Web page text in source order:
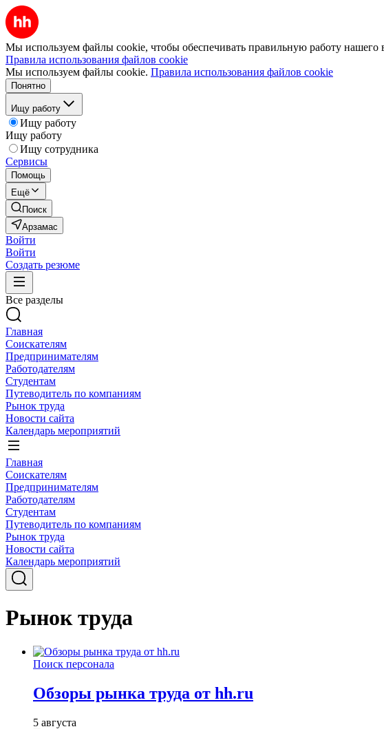
Мы используем файлы cookie, чтобы обеспечивать правильную работу нашего
Правила использования файлов cookie
Мы используем файлы cookie. Правила использования файлов cookie
Понятно
Ищу работу
Ищу работу
Ищу работу
Ищу сотрудника
Сервисы
Помощь
Ещё
Поиск
Арзамас
Войти
Войти
Создать резюме
Все разделы
Главная
Соискателям
Предпринимателям
Работодателям
Студентам
Путеводитель по компаниям
Рынок труда
Новости сайта
Календарь мероприятий
Главная
Соискателям
Предпринимателям
Работодателям
Студентам
Путеводитель по компаниям
Рынок труда
Новости сайта
Календарь мероприятий
Рынок труда
Поиск персонала
Обзоры рынка труда от hh.ru
5 августа